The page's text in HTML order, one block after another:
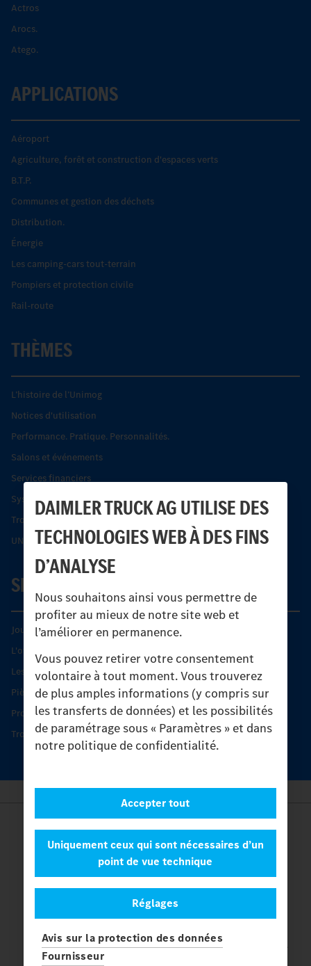
DAIMLER TRUCK AG UTILISE DES
TECHNOLOGIES WEB À DES FINS
D’ANALYSE
Nous souhaitons ainsi vous permettre de
profiter au mieux de notre site web et
l’améliorer en permanence.
Vous pouvez retirer votre consentement
volontaire à tout moment. Vous trouverez
de plus amples informations (y compris sur
les transferts de données) et les possibilités
de paramétrage sous « Paramètres » et dans
notre politique de confidentialité.
Réglages
Uniquement ceux qui sont nécessaires d’un
point de vue technique
Accepter tout
Avis sur la protection des données
Fournisseur
Actros
Arocs.
Atego.
APPLICATIONS
Aéroport
Agriculture, forêt et construction d'espaces verts
B.T.P.
Communes et gestion des déchets
Distribution.
Énergie
Les camping-cars tout-terrain
Pompiers et protection civile
Rail-route
THÈMES
L’histoire de l’Unimog
Notices d'utilisation
Performance. Pratique. Personnalités.
Salons et événements
Services financiers
Systèmes de sécurité Econic
Trouver un partenaire
UNI-TOUCH®
SERVICE
Journées diagnostic Technique S.A.V Unimog
L'offre de services Unimog
Les produits phares
Pièces d’origine
Protection et maintien de la valeur
Trouver un partenaire
Provider
Legal Notice
Contact
Protection des données
Paramètres
© 2026 Daimler Truck AG. Tous les droits sont réservés.
Mercedes-Benz sont des marques deMercedes-Benz Group AG.